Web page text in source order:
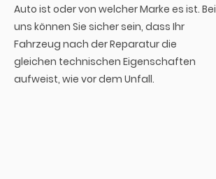
Auto ist oder von welcher Marke es ist. Bei
uns können Sie sicher sein, dass Ihr
Fahrzeug nach der Reparatur die
gleichen technischen Eigenschaften
aufweist, wie vor dem Unfall.